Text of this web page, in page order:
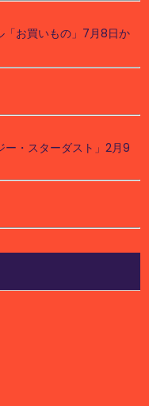
「お買いもの」7月8日か
ー・スターダスト」2月9